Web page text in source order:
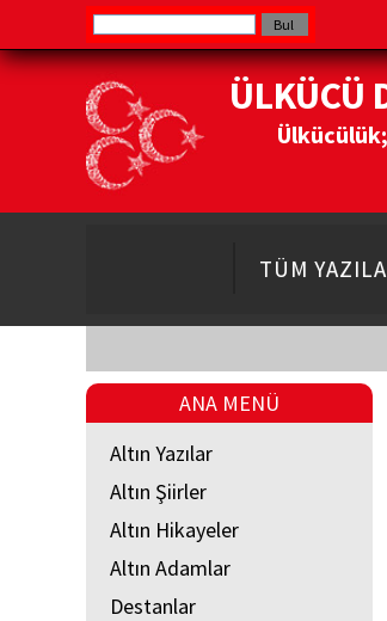
ÜLKÜCÜ
TÜM
ANA MENÜ
Altın Yazılar
Altın Şiirler
Altın Hikayeler
Altın Adamlar
Destanlar